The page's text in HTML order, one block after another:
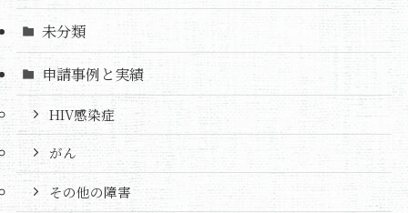
未分類
申請事例と実績
HIV感染症
がん
その他の障害